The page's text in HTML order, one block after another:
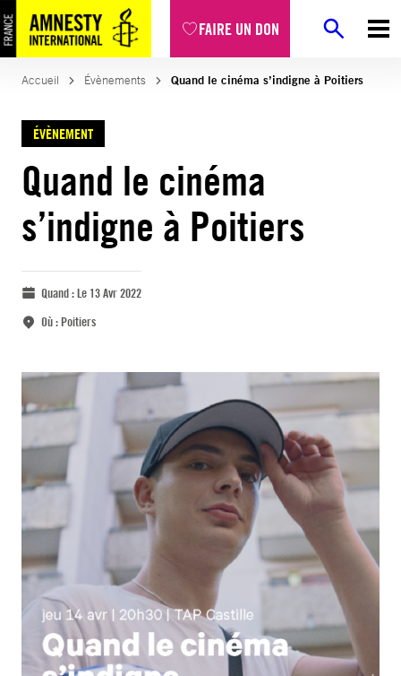
FAIRE UN DON
Accueil Évènements Quand le cinéma s’indigne à Poitiers
ÉVÈNEMENT
Quand le cinéma
s’indigne à Poitiers
Quand :Le 13 Avr 2022
Où :Poitiers